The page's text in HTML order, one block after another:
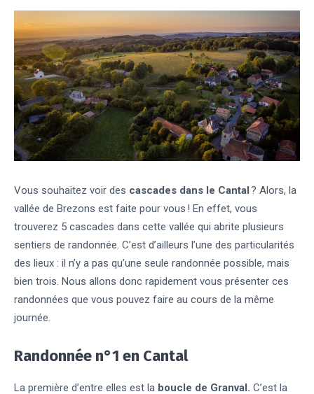
Vous souhaitez voir des cascades dans le Cantal ? Alors, la
vallée de Brezons est faite pour vous ! En effet, vous
trouverez 5 cascades dans cette vallée qui abrite plusieurs
sentiers de randonnée. C’est d’ailleurs l’une des particularités
des lieux : il n’y a pas qu’une seule randonnée possible, mais
bien trois. Nous allons donc rapidement vous présenter ces
randonnées que vous pouvez faire au cours de la même
journée.
Randonnée n°1 en Cantal
La première d’entre elles est la boucle de Granval. C’est la